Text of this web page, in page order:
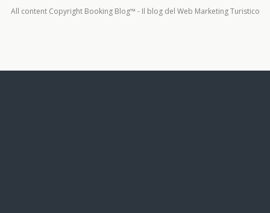
All content Copyright Booking Blog™ - Il blog del Web Marketing Turistico